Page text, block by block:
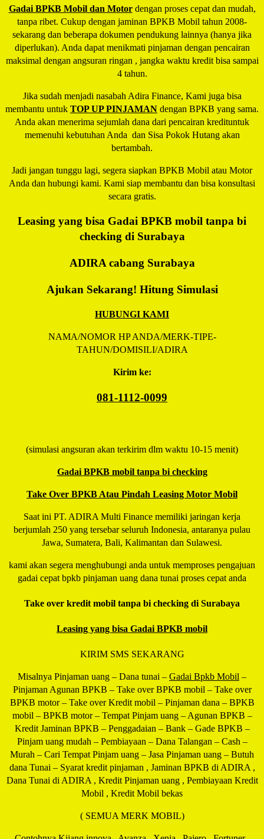
Gadai BPKB Mobil dan Motordengan proses cepat dan mudah,
tanpa ribet. Cukup dengan jaminan BPKB Mobil tahun 2008-
sekarang dan beberapa dokumen pendukung lainnya (hanya jika
diperlukan). Anda dapat menikmati pinjaman dengan pencairan
maksimal dengan angsuran ringan , jangka waktu kredit bisa sampai
4 tahun.
Jika sudah menjadi nasabah Adira Finance, Kami juga bisa
membantu untuk TOP UP PINJAMAN dengan BPKB yang sama.
Anda akan menerima sejumlah dana dari pencairan kredituntuk
memenuhi kebutuhan Anda dan Sisa Pokok Hutang akan
bertambah.
Jadi jangan tunggu lagi, segera siapkan BPKB Mobil atau Motor
Anda dan hubungi kami. Kami siap membantu dan bisa konsultasi
secara gratis.
Leasing yang bisa Gadai BPKB mobil tanpa bi
checking di Surabaya
ADIRA cabang Surabaya
Ajukan Sekarang! Hitung Simulasi
HUBUNGI KAMI
NAMA/NOMOR HP ANDA/MERK-TIPE-
TAHUN/DOMISILI/ADIRA
Kirim ke:
081-1112-0099
(simulasi angsuran akan terkirim dlm waktu 10-15 menit)
Gadai BPKB mobil tanpa bi checking
Take Over BPKB Atau Pindah Leasing Motor Mobil
Saat ini PT. ADIRA Multi Finance memiliki jaringan kerja
berjumlah 250 yang tersebar seluruh Indonesia, antaranya pulau
Jawa, Sumatera, Bali, Kalimantan dan Sulawesi.
kami akan segera menghubungi anda untuk memproses pengajuan
gadai cepat bpkb pinjaman uang dana tunai proses cepat anda
Take over kredit mobil tanpa bi checking di Surabaya
Leasing yang bisa Gadai BPKB mobil
KIRIM SMS SEKARANG
Misalnya Pinjaman uang – Dana tunai – Gadai Bpkb Mobil –
Pinjaman Agunan BPKB – Take over BPKB mobil – Take over
BPKB motor – Take over Kredit mobil – Pinjaman dana – BPKB
mobil – BPKB motor – Tempat Pinjam uang – Agunan BPKB –
Kredit Jaminan BPKB – Penggadaian – Bank – Gade BPKB –
Pinjam uang mudah – Pembiayaan – Dana Talangan – Cash –
Murah – Cari Tempat Pinjam uang – Jasa Pinjaman uang – Butuh
dana Tunai – Syarat kredit pinjaman , Jaminan BPKB di ADIRA ,
Dana Tunai di ADIRA , Kredit Pinjaman uang , Pembiayaan Kredit
Mobil , Kredit Mobil bekas
( SEMUA MERK MOBIL)